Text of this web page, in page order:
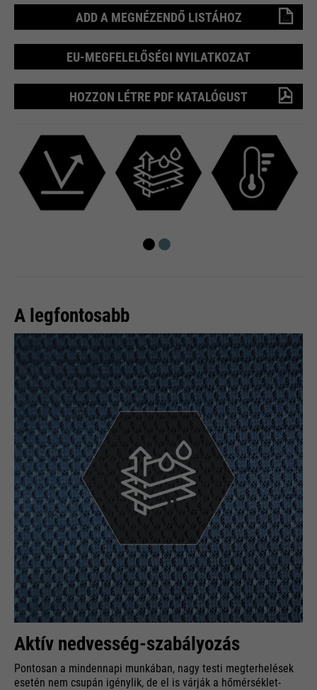
ADD A MEGNÉZENDŐ LISTÁHOZ
EU-MEGFELELŐSÉGI NYILATKOZAT
HOZZON LÉTRE PDF KATALÓGUST
A legfontosabb
Aktív nedvesség-szabályozás
Pontosan a mindennapi munkában, nagy testi megterhelések
esetén nem csupán igénylik, de el is várják a hőmérséklet-